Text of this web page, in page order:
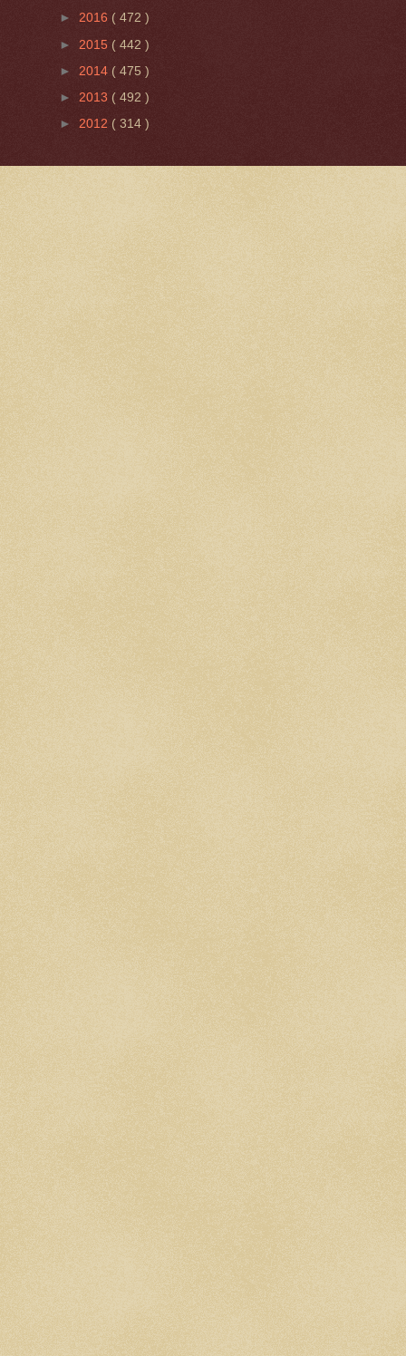
► 2016 ( 472 )
► 2015 ( 442 )
► 2014 ( 475 )
► 2013 ( 492 )
► 2012 ( 314 )